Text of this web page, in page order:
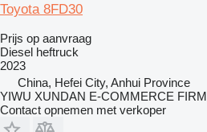
Toyota 8FD30
Prijs op aanvraag
Diesel heftruck
2023
China, Hefei City, Anhui Province
YIWU XUNDAN E-COMMERCE FIRM
Contact opnemen met verkoper